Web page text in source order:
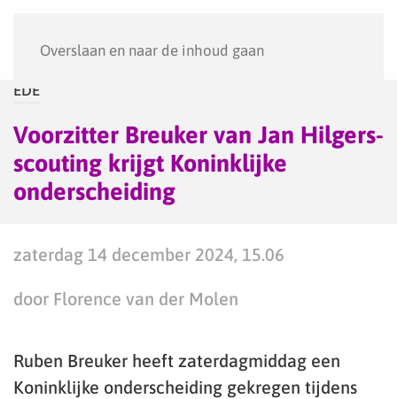
Overslaan en naar de inhoud gaan
EDE
Voorzitter Breuker van Jan Hilgers-
scouting krijgt Koninklijke
onderscheiding
zaterdag 14 december 2024, 15.06
door Florence van der Molen
Ruben Breuker heeft zaterdagmiddag een
Koninklijke onderscheiding gekregen tijdens